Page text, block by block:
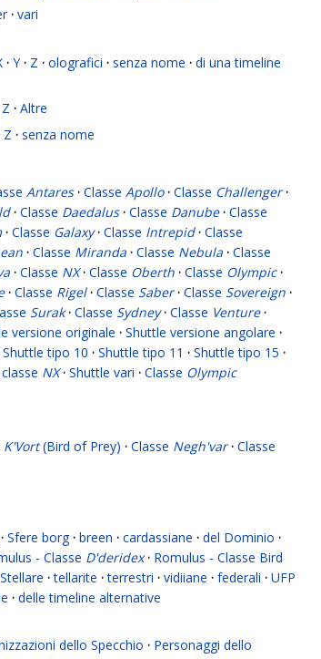
· vari
· Y · Z · olografici · senza nome · di una timeline
Z · Altre
Z · senza nome
Antares · Classe Apollo · Classe Challenger ·
· Classe Daedalus · Classe Danube · Classe
· Classe Galaxy · Classe Intrepid · Classe
· Classe Miranda · Classe Nebula · Classe
· Classe NX · Classe Oberth · Classe Olympic ·
· Classe Rigel · Classe Saber · Classe Sovereign ·
Surak · Classe Sydney · Classe Venture ·
versione originale · Shuttle versione angolare ·
Shuttle tipo 10 · Shuttle tipo 11 · Shuttle tipo 15 ·
NX · Shuttle vari · Classe Olympic
K'Vort(Bird of Prey) · Classe Negh'var · Classe
· Sfere borg · breen · cardassiane · del Dominio ·
- Classe D'deridex · Romulus - Classe Bird
· tellarite · terrestri · vidiiane · federali · UFP
· delle timeline alternative
dello Specchio · Personaggi dello